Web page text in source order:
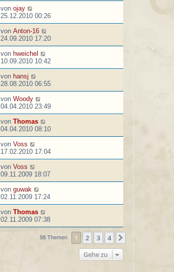
von ojay
25.12.2010 00:26
von Anton-16
24.09.2010 17:20
von hweichel
10.09.2010 10:42
von hansj
28.08.2010 06:55
von Woody
04.04.2010 23:49
von Thomas
04.04.2010 08:10
von Voss
17.02.2010 17:04
von Voss
09.11.2009 18:07
von guwak
02.11.2009 17:24
von Thomas
02.11.2009 07:38
98 Themen 1 2 3 4
Gehe zu